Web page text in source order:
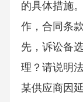
的具体措施
作，合同条
先，诉讼备
理？请说明
某供应商因